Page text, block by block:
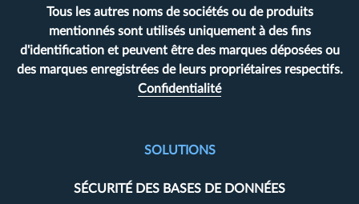
Tous les autres noms de sociétés ou de produits
mentionnés sont utilisés uniquement à des fins
d'identification et peuvent être des marques déposées ou
des marques enregistrées de leurs propriétaires respectifs.
Confidentialité
SOLUTIONS
SÉCURITÉ DES BASES DE DONNÉES